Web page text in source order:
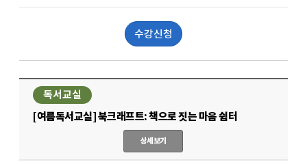
수강신청
독서교실
[여름독서교실] 북크래프트: 책으로 짓는 마음 쉼터
상세보기